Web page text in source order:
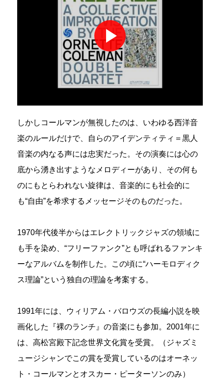
しかしコールマンが無視したのは、いわゆる西洋音
楽のルールだけで、自らのアイデンティティ＝黒人
音楽の内なる声には忠実だった。その演奏には心の
底から湧き出すようなメロディーがあり、その何も
のにもとらわれない旋律は、音楽的にも社会的に
も“自由”を希求するメッセージそのものだった。
1970年代後半からはエレクトリックジャズの領域に
も手を染め、“フリーファンク”とも呼ばれるファンキ
ーなアルバムを制作した。この頃に“ハーモロディク
ス理論”という独自の理論を考案する。
1991年には、ウィリアム・バロウズの長編小説を映
画化した『裸のランチ』の音楽にも参加。2001年に
は、高松宮殿下記念世界文化賞を受賞。（ジャズミ
ュージシャンでこの賞を受賞しているのはオーネッ
ト・コールマンとオスカー・ピーターソンのみ）